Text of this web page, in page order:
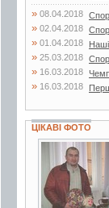
» 08.04.2018
» 02.04.2018
» 01.04.2018 Наші
» 25.03.2018
» 16.03.2018
» 16.03.2018
ЦІКАВІ ФОТО
3 фото